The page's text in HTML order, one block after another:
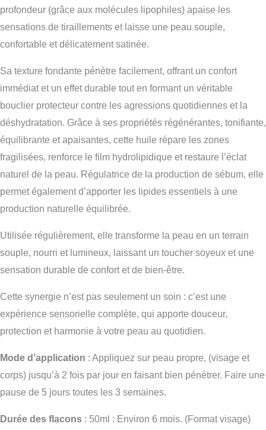
profondeur (grâce aux molécules lipophiles) apaise les
sensations de tiraillements et laisse une peau souple,
confortable et délicatement satinée.
Sa texture fondante pénètre facilement, offrant un confort
immédiat et un effet durable tout en formant un véritable
bouclier protecteur contre les agressions quotidiennes et la
déshydratation. Grâce à ses propriétés régénérantes, tonifiante,
équilibrante et apaisantes, cette huile répare les zones
fragilisées, renforce le film hydrolipidique et restaure l’éclat
naturel de la peau. Régulatrice de la production de sébum, elle
permet également d’apporter les lipides essentiels à une
production naturelle équilibrée.
Utilisée régulièrement, elle transforme la peau en un terrain
souple, nourri et lumineux, laissant un toucher soyeux et une
sensation durable de confort et de bien-être.
Cette synergie n’est pas seulement un soin : c’est une
expérience sensorielle complète, qui apporte douceur,
protection et harmonie à votre peau au quotidien.
Mode d’application : Appliquez sur peau propre, (visage et
corps) jusqu’à 2 fois par jour en faisant bien pénétrer. Faire une
pause de 5 jours toutes les 3 semaines.
Durée des flacons : 50ml : Environ 6 mois. (Format visage)